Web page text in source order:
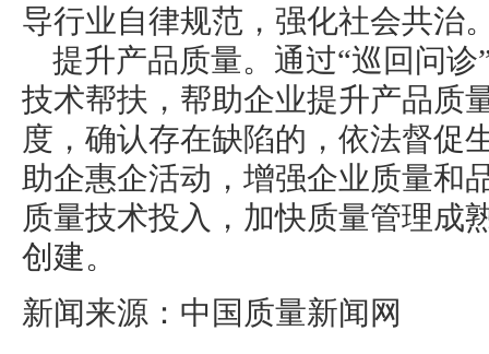
导行业自律规范，强化社会共治
提升产品质量。通过“巡回问
技术帮扶，帮助企业提升产品质
度，确认存在缺陷的，依法督促
助企惠企活动，增强企业质量和
质量技术投入，加快质量管理成
创建。
新闻来源：中国质量新闻网